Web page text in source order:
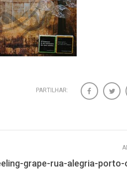
PARTILHAR:
grape-rua-alegria-